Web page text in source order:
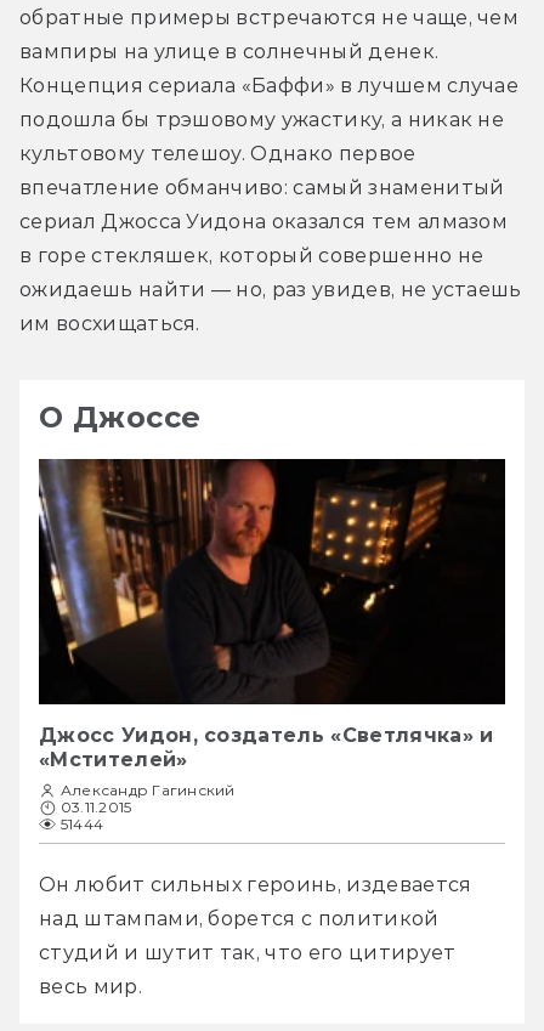
обратные примеры встречаются не чаще, чем
вампиры на улице в солнечный денек.
Концепция сериала «Баффи» в лучшем случае
подошла бы трэшовому ужастику, а никак не
культовому телешоу. Однако первое
впечатление обманчиво: самый знаменитый
сериал Джосса Уидона оказался тем алмазом
в горе стекляшек, который совершенно не
ожидаешь найти — но, раз увидев, не устаешь
им восхищаться.
О Джоссе
Джосс Уидон, создатель «Светлячка» и
«Мстителей»
Александр Гагинский
03.11.2015
51444
Он любит сильных героинь, издевается
над штампами, борется с политикой
студий и шутит так, что его цитирует
весь мир.